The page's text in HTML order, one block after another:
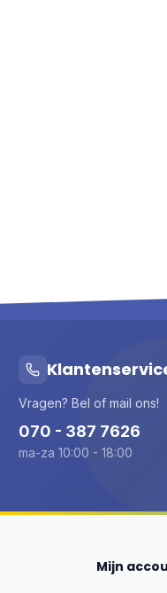
Vragen? Bel of mail ons!
070 - 387 7626
ma-za 10:00 - 18:00
Mijn